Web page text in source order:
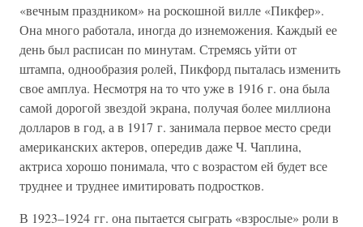
«вечным праздником» на роскошной вилле «Пикфер».
Она много работала, иногда до изнеможения. Каждый ее
день был расписан по минутам. Стремясь уйти от
штампа, однообразия ролей, Пикфорд пыталась изменить
свое амплуа. Несмотря на то что уже в 1916 г. она была
самой дорогой звездой экрана, получая более миллиона
долларов в год, а в 1917 г. занимала первое место среди
американских актеров, опередив даже Ч. Чаплина,
актриса хорошо понимала, что с возрастом ей будет все
труднее и труднее имитировать подростков.
В 1923–1924 гг. она пытается сыграть «взрослые» роли в